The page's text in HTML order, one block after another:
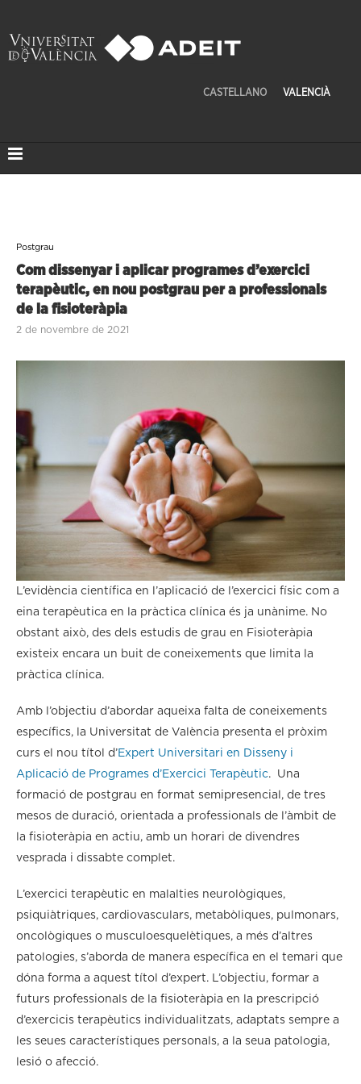
CASTELLANO VALENCIÀ
Postgrau
Com dissenyar i aplicar programes d’exercici
terapèutic, en nou postgrau per a professionals
de la fisioteràpia
2 de novembre de 2021
L’evidència científica en l’aplicació de l’exercici físic com a
eina terapèutica en la pràctica clínica és ja unànime. No
obstant això, des dels estudis de grau en Fisioteràpia
existeix encara un buit de coneixements que limita la
pràctica clínica.
Amb l’objectiu d’abordar aqueixa falta de coneixements
específics, la Universitat de València presenta el pròxim
curs el nou títol d’Expert Universitari en Disseny i
Aplicació de Programes d’Exercici Terapèutic. Una
formació de postgrau en format semipresencial, de tres
mesos de duració, orientada a professionals de l’àmbit de
la fisioteràpia en actiu, amb un horari de divendres
vesprada i dissabte complet.
L’exercici terapèutic en malalties neurològiques,
psiquiàtriques, cardiovasculars, metabòliques, pulmonars,
oncològiques o musculoesquelètiques, a més d’altres
patologies, s’aborda de manera específica en el temari que
dóna forma a aquest títol d’expert. L’objectiu, formar a
futurs professionals de la fisioteràpia en la prescripció
d’exercicis terapèutics individualitzats, adaptats sempre a
les seues característiques personals, a la seua patologia,
lesió o afecció.